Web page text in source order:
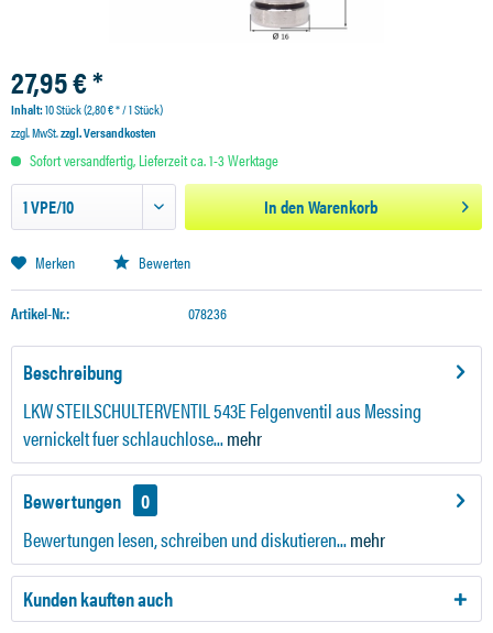
27,95 € *
Inhalt:10 Stück (2,80 € * / 1 Stück)
zzgl. MwSt.zzgl. Versandkosten
Sofort versandfertig, Lieferzeit ca. 1-3 Werktage
In denWarenkorb
Merken Bewerten
Artikel-Nr.: 078236
Beschreibung
LKW STEILSCHULTERVENTIL 543E Felgenventil aus Messing
vernickelt fuer schlauchlose...mehr
Bewertungen
0
Bewertungen lesen, schreiben und diskutieren...mehr
Kunden kauften auch